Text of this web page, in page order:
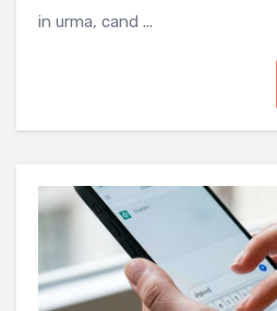
in urma, cand ...